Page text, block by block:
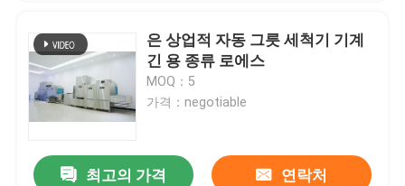
은 상업적 자동 그릇 세척기 기계
긴 용 종류 로에스
MOQ：5
가격：negotiable
최고의 가격 연락처